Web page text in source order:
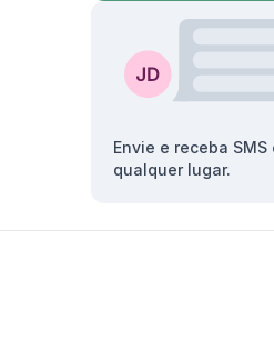
Envie e receba SMS
qualquer lugar.